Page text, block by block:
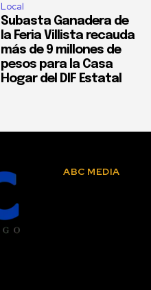
Local
Subasta Ganadera de
la Feria Villista recauda
más de 9 millones de
pesos para la Casa
Hogar del DIF Estatal
ABC MEDIA